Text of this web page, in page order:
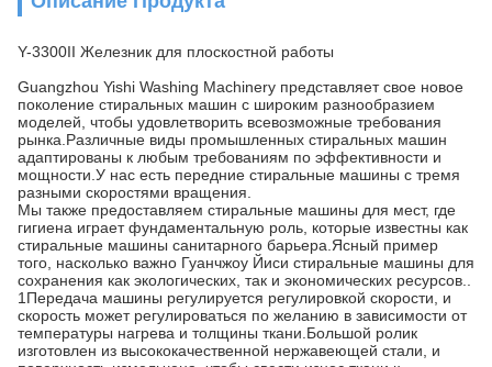
Y-3300II Железник для плоскостной работы
Guangzhou Yishi Washing Machinery представляет свое новое
поколение стиральных машин с широким разнообразием
моделей, чтобы удовлетворить всевозможные требования
рынка.Различные виды промышленных стиральных машин
адаптированы к любым требованиям по эффективности и
мощности.У нас есть передние стиральные машины с тремя
разными скоростями вращения.
Мы также предоставляем стиральные машины для мест, где
гигиена играет фундаментальную роль, которые известны как
стиральные машины санитарного барьера.Ясный пример
того, насколько важно Гуанчжоу Йиси стиральные машины для
сохранения как экологических, так и экономических ресурсов..
1Передача машины регулируется регулировкой скорости, и
скорость может регулироваться по желанию в зависимости от
температуры нагрева и толщины ткани.Большой ролик
изготовлен из высококачественной нержавеющей стали, и